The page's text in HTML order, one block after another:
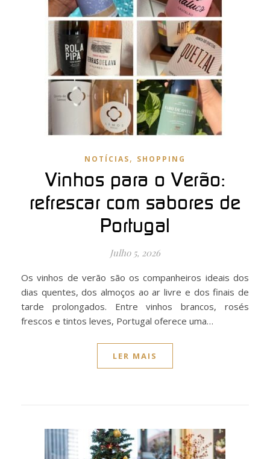
NOTÍCIAS, SHOPPING
Vinhos para o Verão:
refrescar com sabores de
Portugal
Julho 5, 2026
Os vinhos de verão são os companheiros ideais dos
dias quentes, dos almoços ao ar livre e dos finais de
tarde prolongados. Entre vinhos brancos, rosés
frescos e tintos leves, Portugal oferece uma…
LER MAIS